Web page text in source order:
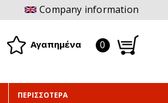
Company information
Αγαπημένα 0
ΠΕΡΙΣΣΟΤΕΡΑ